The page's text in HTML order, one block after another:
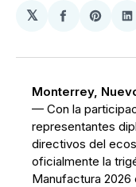
𝕏
Compartir
Facebook
Share
Monterrey,
— Con la
representantes
directivos del
oficialmente la
Manufactura 2026